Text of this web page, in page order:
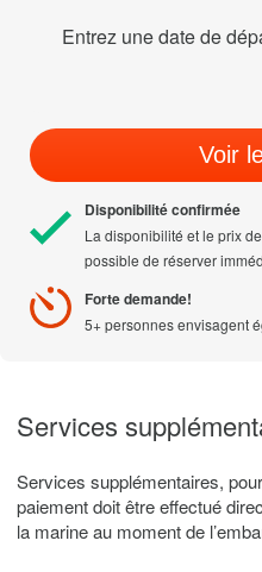
Entrez une date de
Voir
Disponibilité confirmée
La disponibilité et le prix
possible de réserver
Forte demande!
5+ personnes envisagent
Services
Services supplémentaires,
paiement doit être effectué
la marine au moment de